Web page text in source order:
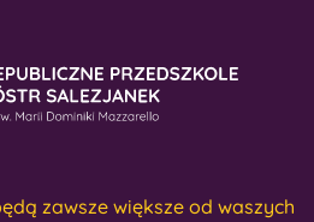
zawsze większe od waszych